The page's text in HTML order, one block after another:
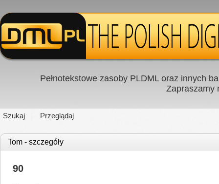
Pełnotekstowe zasoby PLDML oraz innych
Zapraszamy
Szukaj Przeglądaj
Tom - szczegóły
90